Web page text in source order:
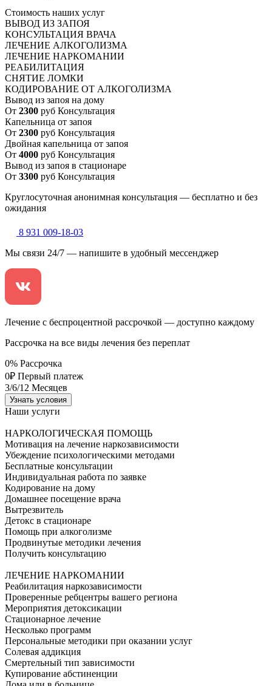
Стоимость наших услуг
ВЫВОД ИЗ ЗАПОЯ
КОНСУЛЬТАЦИЯ ВРАЧА
ЛЕЧЕНИЕ АЛКОГОЛИЗМА
ЛЕЧЕНИЕ НАРКОМАНИИ
РЕАБИЛИТАЦИЯ
СНЯТИЕ ЛОМКИ
КОДИРОВАНИЕ ОТ АЛКОГОЛИЗМА
Вывод из запоя на дому
От 2300 руб Консультация
Капельница от запоя
От 2300 руб Консультация
Двойная капельница от запоя
От 4000 руб Консультация
Вывод из запоя в стационаре
От 3300 руб Консультация
Круглосуточная анонимная консультация — бесплатно и без
ожидания
8 931 009-18-03
Мы связи 24/7 — напишите в удобный мессенджер
Лечение с беспроцентной рассрочкой — доступно каждому
Рассрочка на все виды лечения без переплат
0% Рассрочка
0₽ Первый платеж
3/6/12 Месяцев
Узнать условия
Наши услуги
НАРКОЛОГИЧЕСКАЯ ПОМОЩЬ
Мотивация на лечение наркозависимости
Убеждение психологическими методами
Бесплатные консультации
Индивидуальная работа по заявке
Кодирование на дому
Домашнее посещение врача
Вытрезвитель
Детокс в стационаре
Помощь при алкоголизме
Продвинутые методики лечения
Получить консультацию
ЛЕЧЕНИЕ НАРКОМАНИИ
Реабилитация наркозависимости
Проверенные ребцентры вашего региона
Мероприятия детоксикации
Стационарное лечение
Несколько программ
Персональные методики при оказании услуг
Солевая аддикция
Смертельный тип зависимости
Купирование абстиненции